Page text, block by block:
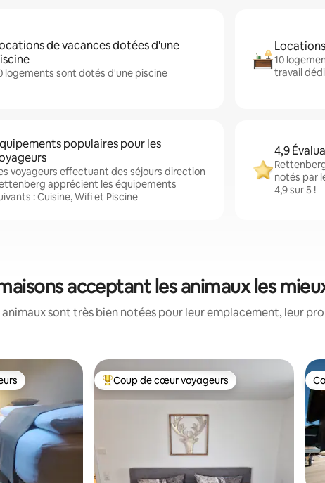
de vacances dotées d'une
logements sont dotés d'une piscine
10
travail
populaires pour les
voyageurs effectuant des séjours direction
apprécient les équipements
: Cuisine, Wifi et Piscine
4,9
notés par
4,9 sur 5 !
acceptant les animaux les
sont très bien notées pour leur emplacement, leur
les plus appréciés Coups de cœur voyageurs les plus appréciés
Coup de cœur voyageurs